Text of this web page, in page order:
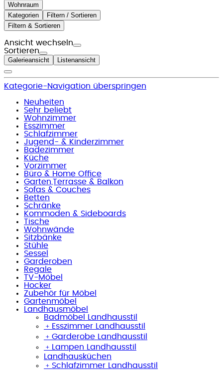
Wohnraum
Kategorien
Filtern / Sortieren
Filtern & Sortieren
Ansicht wechseln
Sortieren
Galerieansicht Listenansicht
Kategorie-Navigation überspringen
Neuheiten
Sehr beliebt
Wohnzimmer
Esszimmer
Schlafzimmer
Jugend- & Kinderzimmer
Badezimmer
Küche
Vorzimmer
Büro & Home Office
Garten,Terrasse & Balkon
Sofas & Couches
Betten
Schränke
Kommoden & Sideboards
Tische
Wohnwände
Sitzbänke
Stühle
Sessel
Garderoben
Regale
TV-Möbel
Hocker
Zubehör für Möbel
Gartenmöbel
Landhausmöbel
Badmöbel Landhausstil
﹢ Esszimmer Landhausstil
﹢ Garderobe Landhausstil
﹢
Lampen Landhausstil
Landhausküchen
﹢ Schlafzimmer Landhausstil